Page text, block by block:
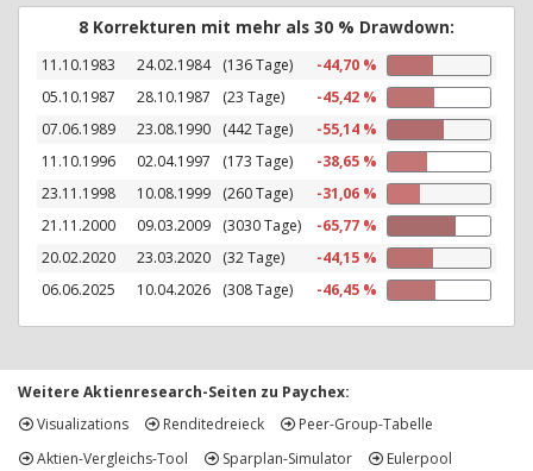
8 Korrekturen mit mehr als 30 % Drawdown:
11.10.1983 24.02.1984 (136 Tage)
-44,70 %
05.10.1987
28.10.1987 (23 Tage)
-45,42 %
07.06.1989
23.08.1990 (442 Tage)
-55,14 %
11.10.1996
02.04.1997 (173 Tage)
-38,65 %
23.11.1998
10.08.1999 (260 Tage)
-31,06 %
21.11.2000
09.03.2009 (3030 Tage)
-65,77 %
20.02.2020
23.03.2020 (32 Tage)
-44,15 %
06.06.2025
10.04.2026 (308 Tage) -46,45 %
Weitere Aktienresearch-Seiten zu Paychex:
Visualizations
Renditedreieck
Peer-Group-Tabelle
Aktien-Vergleichs-Tool
Sparplan-Simulator
Eulerpool